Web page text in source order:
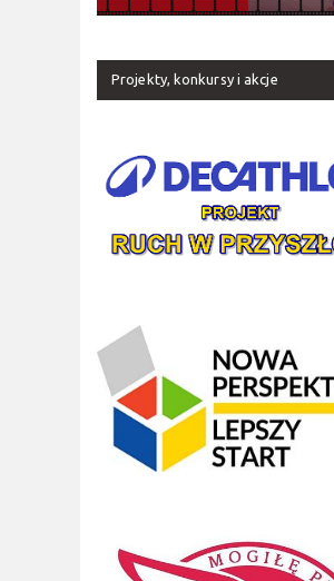
Projekty, konkursy i akcje